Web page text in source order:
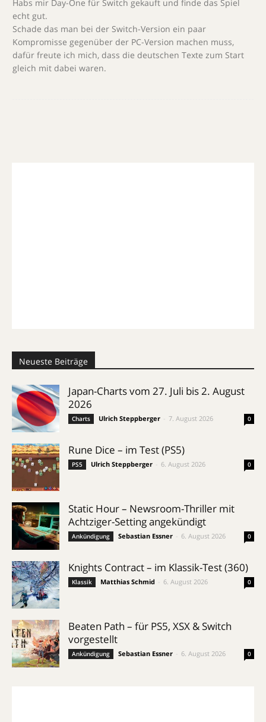
Habs mir Day-One für Switch gekauft und finde das Spiel
echt gut.
Schade das man bei der Switch-Version ein paar
Kompromisse gegenüber der PC-Version machen muss,
dafür freute ich mich, dass die deutschen Texte zum Start
gleich mit dabei waren.
Neueste Beiträge
Japan-Charts vom 27. Juli bis 2. August
2026
Charts Ulrich Steppberger 7. August 2026 0
Rune Dice – im Test (PS5)
PS5 Ulrich Steppberger 6. August 2026 0
Static Hour – Newsroom-Thriller mit
Achtziger-Setting angekündigt
Ankündigung Sebastian Essner 6. August 2026 0
Knights Contract – im Klassik-Test (360)
Klassik Matthias Schmid 6. August 2026 0
Beaten Path – für PS5, XSX & Switch
vorgestellt
Ankündigung Sebastian Essner 6. August 2026 0